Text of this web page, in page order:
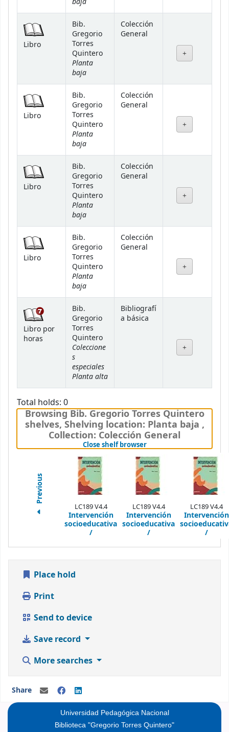
Libro
Bib.
Gregorio
Torres
Quintero
Planta
baja
Colección
General
Libro
Bib.
Gregorio
Torres
Quintero
Planta
baja
Colección
General
Libro
Bib.
Gregorio
Torres
Quintero
Planta
baja
Colección
General
Libro
Bib.
Gregorio
Torres
Quintero
Planta
baja
Colección
General
Libro por
horas
Bib.
Gregorio
Torres
Quintero
Coleccione
s
especiales
Planta alta
Bibliografí
a básica
Total holds: 0
Browsing Bib. Gregorio Torres Quintero
shelves, Shelving location: Planta baja ,
Collection: Colección General
Close shelf browser(Hides shelf browser)
Previous
LC189 V4.4
Intervención
socioeducativa
/
LC189 V4.4
Intervención
socioeducativa
/
LC189 V4.4
Intervención
/
Place hold
Print
Send to device
Save record
More searches
Share
Universidad Pedagógica Nacional
Biblioteca "Gregorio Torres Quintero"